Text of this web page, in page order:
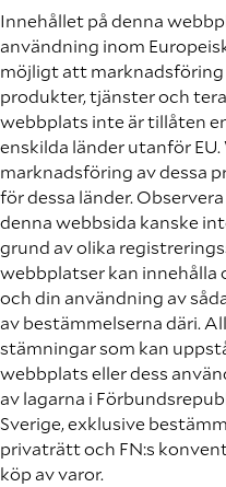
Innehållet på denna
användning inom
möjligt att marknadsföring
produkter, tjänster och
webbplats inte är tillåten
enskilda länder utanför
marknadsföring av dessa
för dessa länder.
denna webbsida kanske
grund av olika
webbplatser kan
och din användning av
av bestämmelserna däri.
stämningar som kan
webbplats eller dess
av lagarna i
Sverige, exklusive
privaträtt och FN:s
köp av varor.